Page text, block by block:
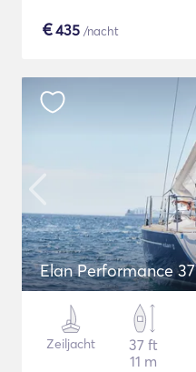
€435 /nacht
Elan Performance 37
Zeiljacht
37 ft
11 m